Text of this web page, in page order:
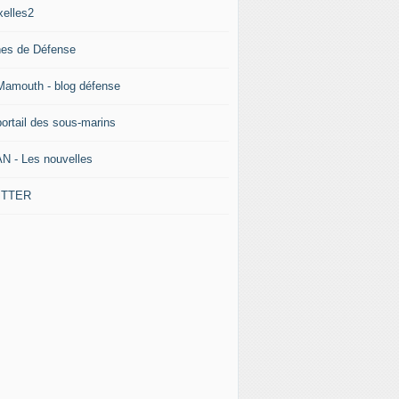
de Défense
- blog défense
des sous-marins
- Les nouvelles